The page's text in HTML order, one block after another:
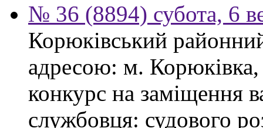
№ 36 (8894) субота, 6
Корюківський
адресою: м.
конкурс на заміщення
службовця: судового